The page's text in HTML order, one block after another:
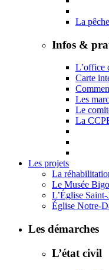
La
Infos &
L’office
Carte
Les
Le
La
Les projets
La
Le Musée
L’Église
Église Notre-
Les démarches
L’état civil